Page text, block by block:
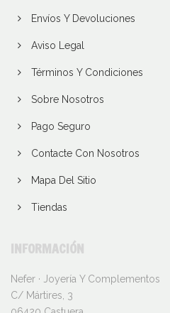
Envíos Y Devoluciones
Aviso Legal
Términos Y Condiciones
Sobre Nosotros
Pago Seguro
Contacte Con Nosotros
Mapa Del Sitio
Tiendas
INFORMACIÓN
Nefer · Joyería Y Complementos
C/ Mártires, 3